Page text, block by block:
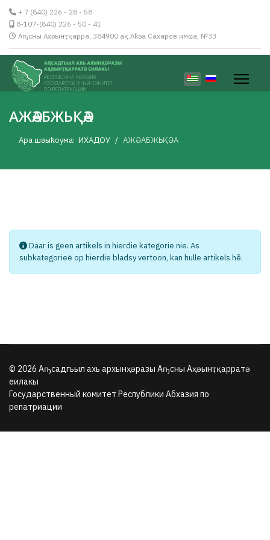
+ 7 (840) 226 - 28 - 58
8-107-(840) 226 - 50 - 41
Аҧсны Аҳәынҭқарра, 384900 ақ.Аҟәа Сахаров имҩа, №33
Kies jou taal
АЖӘАБЖЬҚӘА
Ара шәыҟоума: ИХАДОУ АЖӘАБЖЬҚӘА
Info
Daar is geen artikels in hierdie kategorie nie. As
subkategorieë op hierdie bladsy vertoon, kan hulle artikels hê.
© 2026 Аҧсадгьыл ахь архынҳәразы Аҧсны Аҳәынҭқарратә
еилакы
Государственный комитет Республики Абхазия по
репатриации